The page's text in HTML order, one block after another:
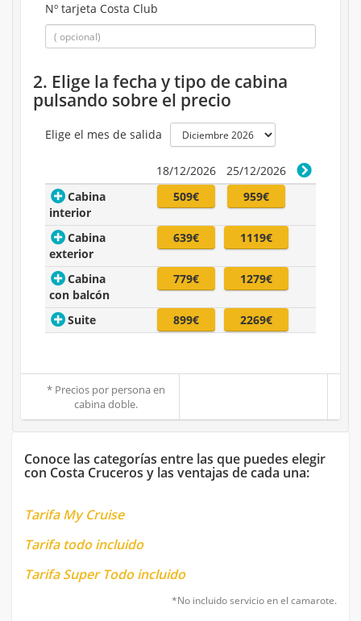
Nº tarjeta Costa Club
2. Elige la fecha y tipo de cabina
pulsando sobre el precio
Elige el mes de salida
18/12/2026
25/12/2026
Cabina
interior
509€ 959€
Cabina
exterior
639€ 1119€
Cabina
con balcón
779€ 1279€
Suite 899€ 2269€
* Precios por persona en
cabina doble.
Conoce las categorías entre las que puedes elegir
con Costa Cruceros y las ventajas de cada una:
Tarifa My Cruise
Tarifa todo incluido
Tarifa Super Todo incluido
*No incluido servicio en el camarote.